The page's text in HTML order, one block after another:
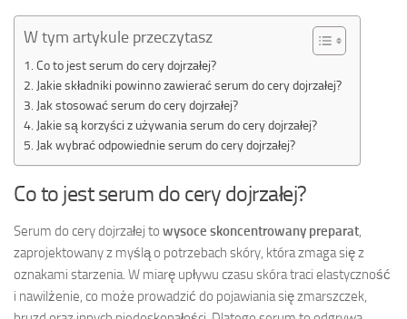
W tym artykule przeczytasz
Co to jest serum do cery dojrzałej?
Jakie składniki powinno zawierać serum do cery dojrzałej?
Jak stosować serum do cery dojrzałej?
Jakie są korzyści z używania serum do cery dojrzałej?
Jak wybrać odpowiednie serum do cery dojrzałej?
Co to jest serum do cery dojrzałej?
Serum do cery dojrzałej to wysoce skoncentrowany preparat
zaprojektowany z myślą o potrzebach skóry, która zmaga się z
oznakami starzenia. W miarę upływu czasu skóra traci elastyczność
i nawilżenie, co może prowadzić do pojawiania się zmarszczek,